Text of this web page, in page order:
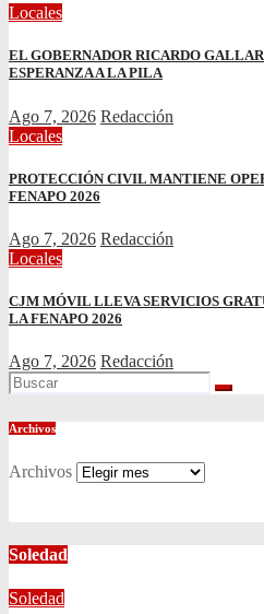
Locales
EL GOBERNADOR RICARDO
ESPERANZA A LA PILA
Ago 7, 2026 Redacción
Locales
PROTECCIÓN CIVIL MANTIENE
FENAPO 2026
Ago 7, 2026 Redacción
Locales
CJM MÓVIL LLEVA SERVICIOS
LA FENAPO 2026
Ago 7, 2026 Redacción
Archivos
Archivos
Soledad
Soledad